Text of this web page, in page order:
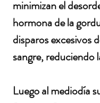
minimizan el
hormona de la
disparos excesivos
sangre, reduciendo
Luego al mediodía